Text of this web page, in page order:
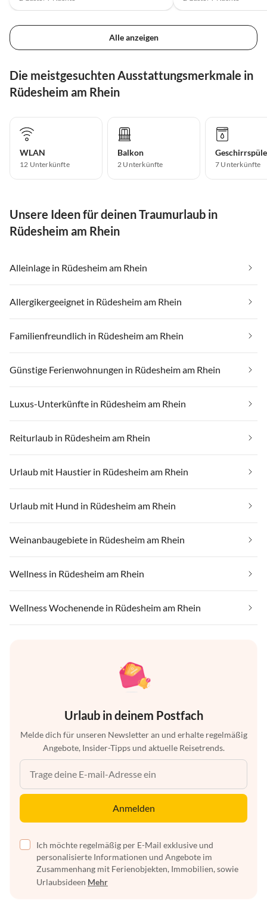
Alle anzeigen
Die meistgesuchten Ausstattungsmerkmale in
Rüdesheim am Rhein
WLAN
12 Unterkünfte
Balkon
2 Unterkünfte 7 Unterkünfte
Unsere Ideen für deinen Traumurlaub in
Rüdesheim am Rhein
Alleinlage in Rüdesheim am Rhein
Allergikergeeignet in Rüdesheim am Rhein
Familienfreundlich in Rüdesheim am Rhein
Günstige Ferienwohnungen in Rüdesheim am Rhein
Luxus-Unterkünfte in Rüdesheim am Rhein
Reiturlaub in Rüdesheim am Rhein
Urlaub mit Haustier in Rüdesheim am Rhein
Urlaub mit Hund in Rüdesheim am Rhein
Weinanbaugebiete in Rüdesheim am Rhein
Wellness in Rüdesheim am Rhein
Wellness Wochenende in Rüdesheim am Rhein
Urlaub in deinem Postfach
Melde dich für unseren Newsletter an und erhalte regelmäßig
Angebote, Insider-Tipps und aktuelle Reisetrends.
Anmelden
Ich möchte regelmäßig per E-Mail exklusive und
personalisierte Informationen und Angebote im
Zusammenhang mit Ferienobjekten, Immobilien, sowie
Urlaubsideen Mehr